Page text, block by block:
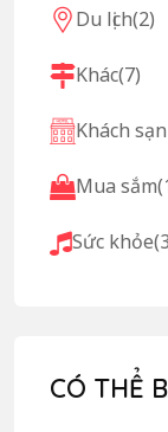
Du lịch(2)
Khác(7)
Khách
Mua sắm
Sức khỏe
CÓ THỂ